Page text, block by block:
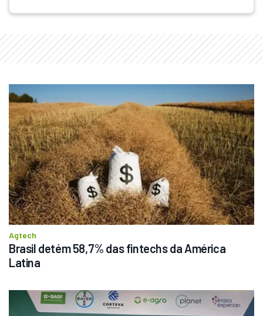
Agtech
Brasil detém 58,7% das fintechs da América
Latina